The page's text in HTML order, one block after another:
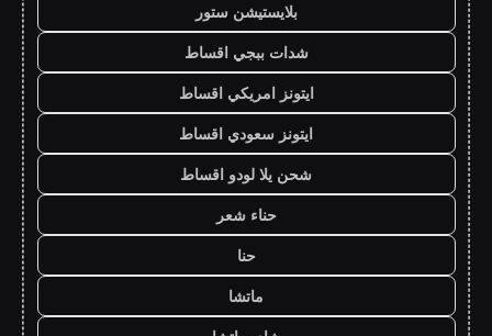
بلايستيشن ستور
شدات ببجي اقساط
ايتونز امريكي اقساط
ايتونز سعودي اقساط
شحن يلا لودو اقساط
حناء شعر
حنا
ماتشا